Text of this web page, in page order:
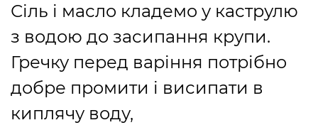
Сіль і масло кладемо у каструлю
з водою до засипання крупи.
Гречку перед варіння потрібно
добре промити і висипати в
киплячу воду,